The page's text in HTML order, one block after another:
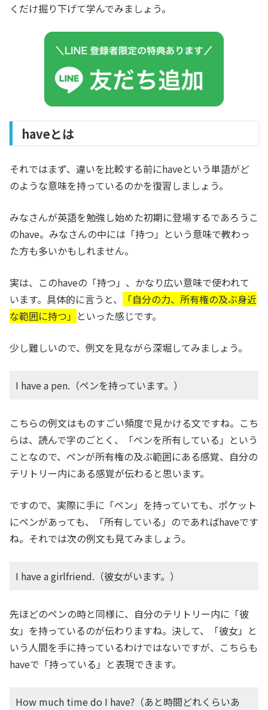
くだけ掘り下げて学んでみましょう。
haveとは
それではまず、違いを比較する前にhaveという単語がど
のような意味を持っているのかを復習しましょう。
みなさんが英語を勉強し始めた初期に登場するであろうこ
のhave。みなさんの中には「持つ」という意味で教わっ
た方も多いかもしれません。
実は、このhaveの「持つ」、かなり広い意味で使われて
います。具体的に言うと、
「自分の力、所有権の及ぶ身近
な範囲に持つ」 といった感じです。
少し難しいので、例文を見ながら深堀してみましょう。
I have a pen.（ペンを持っています。）
こちらの例文はものすごい頻度で見かける文ですね。こち
らは、読んで字のごとく、「ペンを所有している」という
ことなので、ペンが所有権の及ぶ範囲にある感覚、自分の
テリトリー内にある感覚が伝わると思います。
ですので、実際に手に「ペン」を持っていても、ポケット
にペンがあっても、「所有している」のであればhaveです
ね。それでは次の例文も見てみましょう。
I have a girlfriend.（彼女がいます。）
先ほどのペンの時と同様に、自分のテリトリー内に「彼
女」を持っているのが伝わりますね。決して、「彼女」と
いう人間を手に持っているわけではないですが、こちらも
haveで「持っている」と表現できます。
How much time do I have?（あと時間どれくらいあ